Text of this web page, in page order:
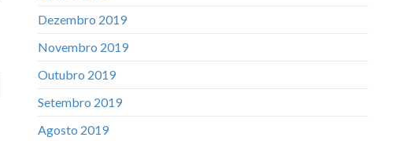
Dezembro 2019
Novembro 2019
Outubro 2019
Setembro 2019
Agosto 2019